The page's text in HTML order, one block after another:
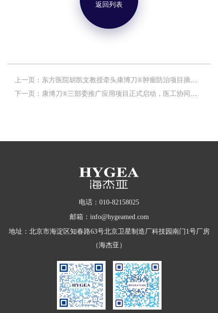
返回列表
电话：010-82158025
邮箱：info@hygeamed.com
地址：北京市海淀区知春路63号北京卫星制造厂科技园南门1号厂房
（海杰亚）